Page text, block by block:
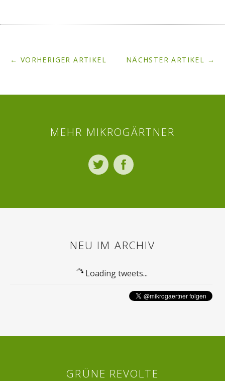
NÄCHSTER ARTIKEL →
← VORHERIGER ARTIKEL
MEHR MIKROGÄRTNER
Twitter
NEU IM ARCHIV
Loading tweets...
GRÜNE REVOLTE